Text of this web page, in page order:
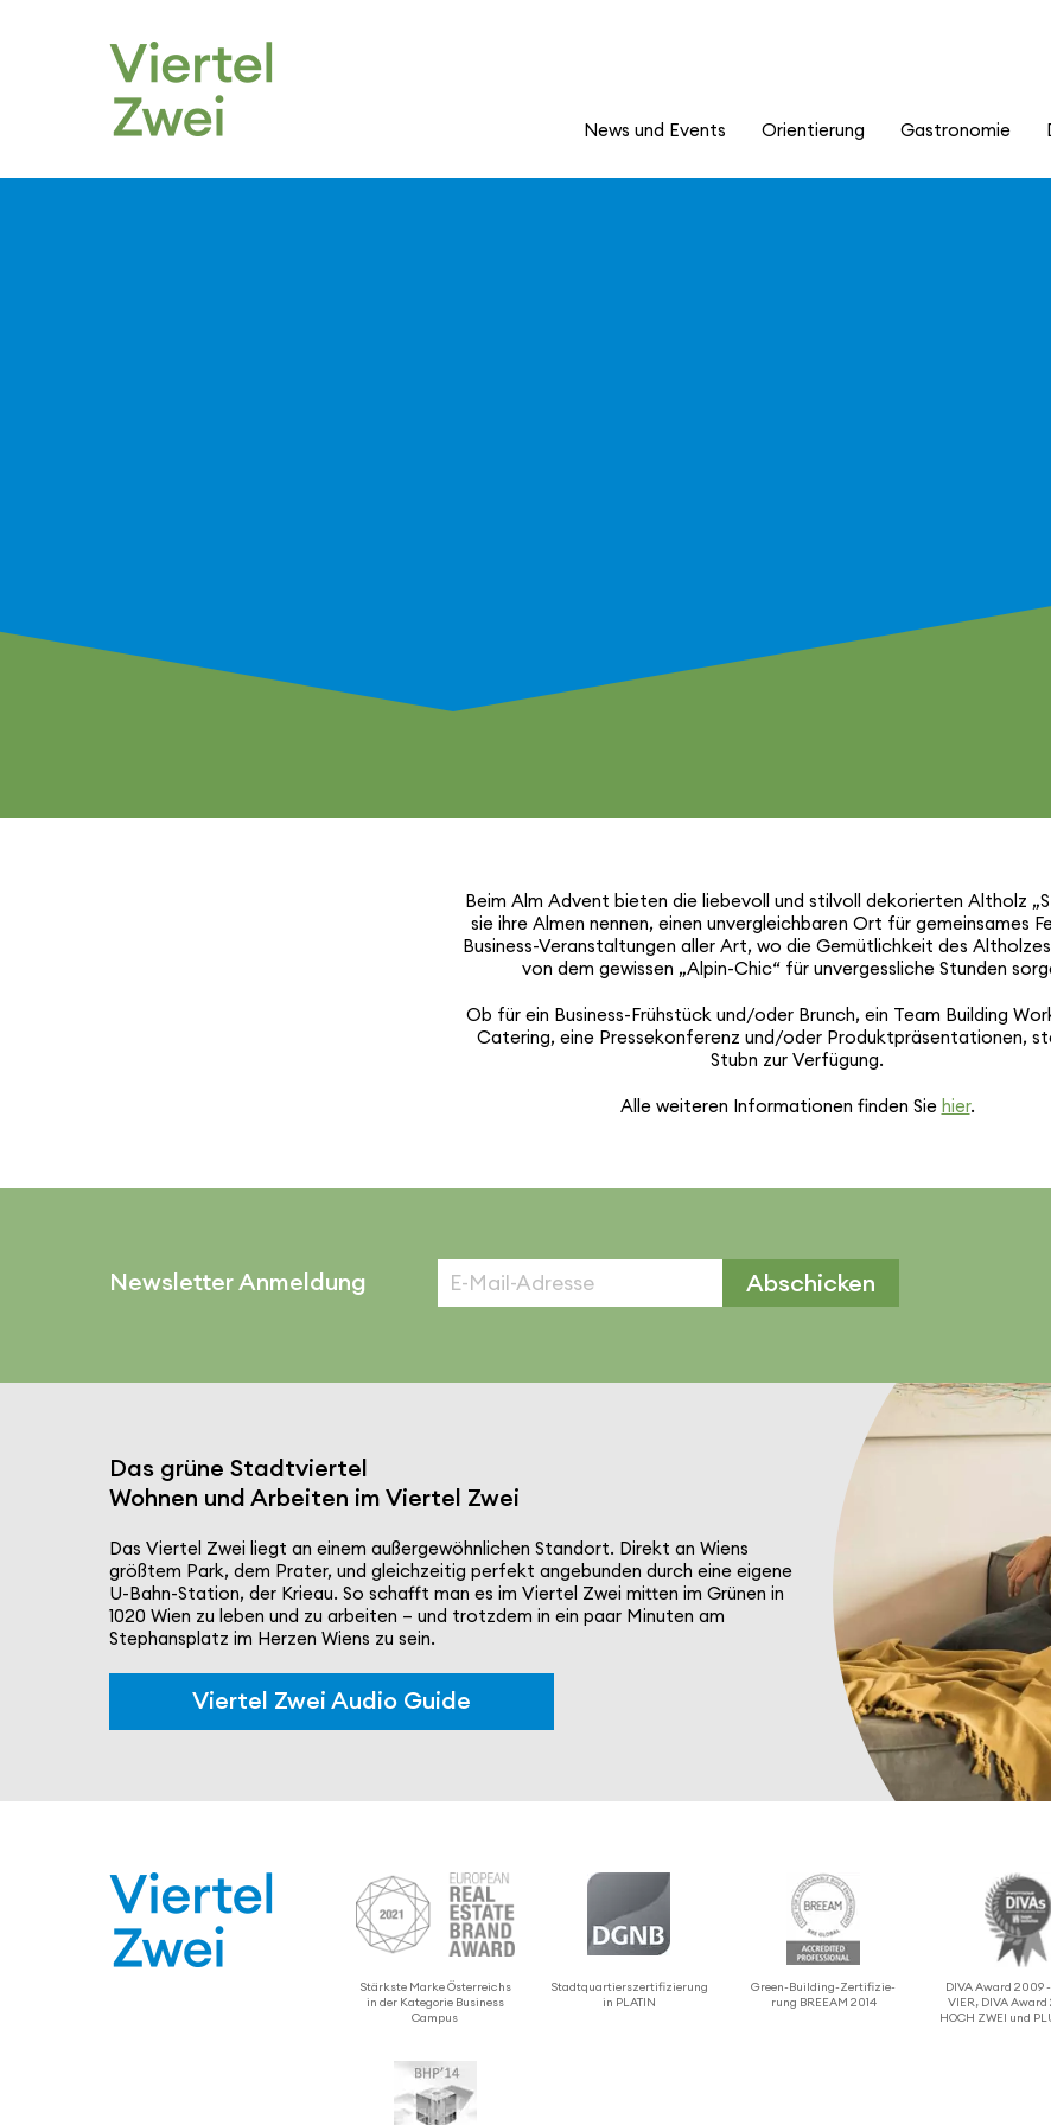
News und Events Orientierung Gastronomie
Beim Alm Advent bieten die liebevoll und stilvoll deko­rierten Altholz
sie ihre Almen nennen, einen unver­gleich­baren Ort für gemein­sames
Business-Veran­stal­tungen aller Art, wo die Gemüt­lich­keit des
von dem gewissen „Alpin-Chic“ für unver­gess­liche Stunden
Ob für ein Business-Frühstück und/oder Brunch, ein Team Building
Catering, eine Pres­se­kon­fe­renz und/oder Produkt­prä­sen­ta­tionen,
Stubn zur Verfügung.
Alle weiteren Infor­ma­tionen finden Sie hier.
Newsletter Anmeldung Abschicken
Das grüne Stadt­viertel
Wohnen und Arbeiten im Viertel Zwei
Das Viertel Zwei liegt an einem außer­ge­wöhn­li­chen Standort. Direkt an Wiens
größtem Park, dem Prater, und gleich­zeitig perfekt ange­bunden durch eine eigene
U-Bahn-Station, der Krieau. So schafft man es im Viertel Zwei mitten im Grünen in
1020 Wien zu leben und zu arbeiten – und trotzdem in ein paar Minuten am
Stephans­platz im Herzen Wiens zu sein.
Viertel Zwei Audio Guide
Stärkste Marke Öster­reichs
in der Kategorie Business
Campus
Stadt­quar­tier­s­zer­ti­fi­zie­rung
in PLATIN
Green-Building-Zerti­fi­zie­
rung BREEAM 2014
DIVA Award 2009
VIER, DIVA
HOCH ZWEI und